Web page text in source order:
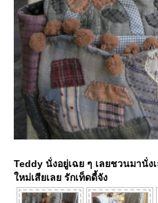
Teddy นั่งอยู่เฉย ๆ เลยชวนมานั่ง
หม่เสียเลย รักเท็ดดี้จัง